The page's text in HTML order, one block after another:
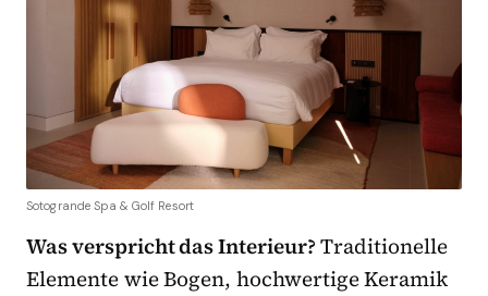
Sotogrande Spa & Golf Resort
Was verspricht das Interieur?Traditionelle
Elemente wie Bogen, hochwertige Keramik